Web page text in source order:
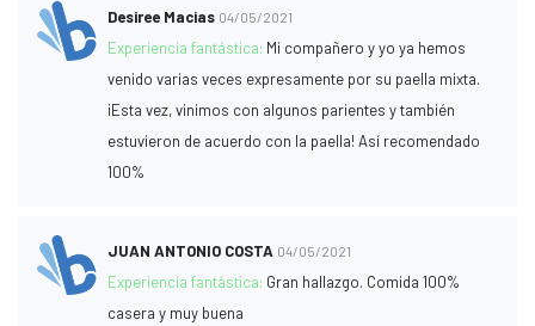
Desiree Macias 04/05/2021
Experiencia fantástica: Mi compañero y yo ya hemos
venido varias veces expresamente por su paella mixta.
¡Esta vez, vinimos con algunos parientes y también
estuvieron de acuerdo con la paella! Así recomendado
100%
JUAN ANTONIO COSTA 04/05/2021
Experiencia fantástica: Gran hallazgo. Comida 100%
casera y muy buena